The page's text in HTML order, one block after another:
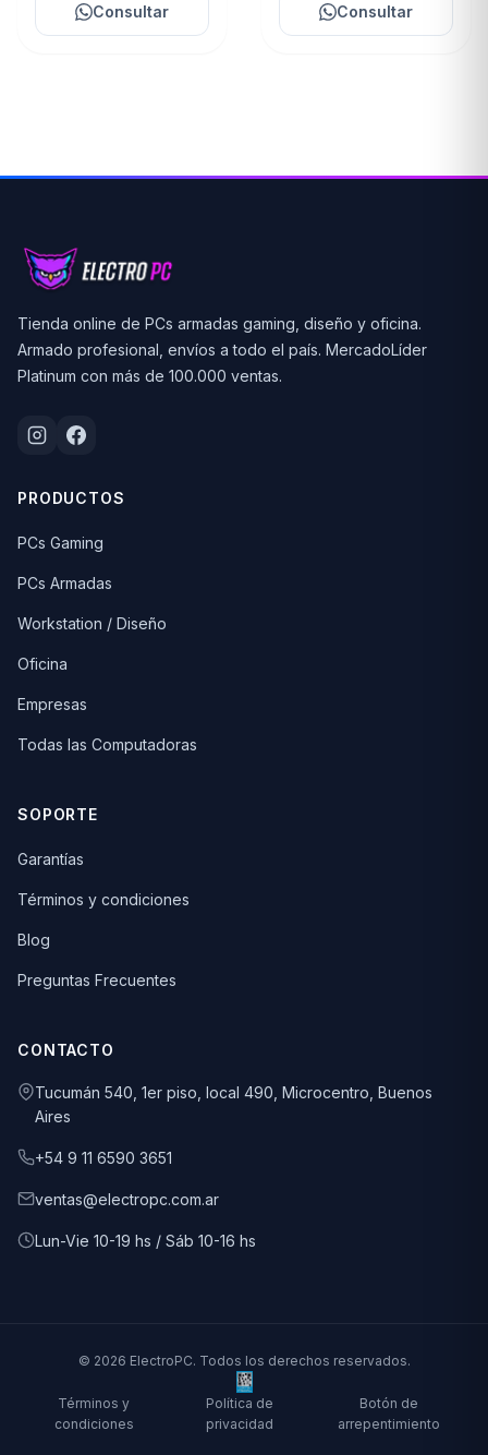
Consultar Consultar
Tienda online de PCs armadas gaming, diseño y oficina.
Armado profesional, envíos a todo el país. MercadoLíder
Platinum con más de 100.000 ventas.
PRODUCTOS
PCs Gaming
PCs Armadas
Workstation / Diseño
Oficina
Empresas
Todas las Computadoras
SOPORTE
Garantías
Términos y condiciones
Blog
Preguntas Frecuentes
CONTACTO
Tucumán 540, 1er piso, local 490, Microcentro, Buenos
Aires
+54 9 11 6590 3651
ventas@electropc.com.ar
Lun-Vie 10-19 hs / Sáb 10-16 hs
© 2026 ElectroPC. Todos los derechos reservados.
Términos y
condiciones
Política de
privacidad
Botón de
arrepentimiento